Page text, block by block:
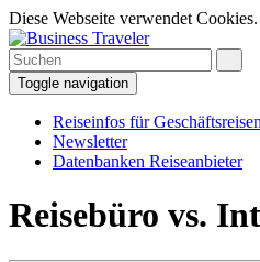
Diese Webseite verwendet
Toggle navigation
Reiseinfos für
Newsletter
Datenbanken Reiseanbieter
Reisebüro vs.